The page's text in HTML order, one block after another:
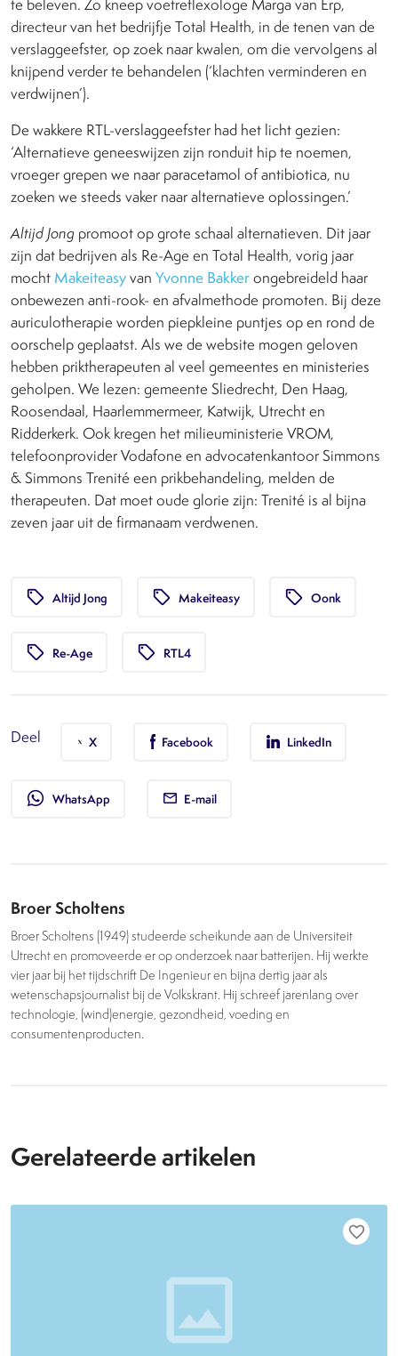
te beleven. Zo kneep voetreflexologe Marga van Erp,
directeur van het bedrijfje Total Health, in de tenen van de
verslaggeefster, op zoek naar kwalen, om die vervolgens al
knijpend verder te behandelen (‘klachten verminderen en
verdwijnen’).
De wakkere RTL-verslaggeefster had het licht gezien:
‘Alternatieve geneeswijzen zijn ronduit hip te noemen,
vroeger grepen we naar paracetamol of antibiotica, nu
zoeken we steeds vaker naar alternatieve oplossingen.’
Altijd Jong promoot op grote schaal alternatieven. Dit jaar
zijn dat bedrijven als Re-Age en Total Health, vorig jaar
mocht Makeiteasyvan Yvonne Bakkerongebreideld haar
onbewezen anti-rook- en afvalmethode promoten. Bij deze
auriculotherapie worden piepkleine puntjes op en rond de
oorschelp geplaatst. Als we de website mogen geloven
hebben priktherapeuten al veel gemeentes en ministeries
geholpen. We lezen: gemeente Sliedrecht, Den Haag,
Roosendaal, Haarlemmermeer, Katwijk, Utrecht en
Ridderkerk. Ook kregen het milieuministerie VROM,
telefoonprovider Vodafone en advocatenkantoor Simmons
& Simmons Trenité een prikbehandeling, melden de
therapeuten. Dat moet oude glorie zijn: Trenité is al bijna
zeven jaar uit de firmanaam verdwenen.
local_offer Altijd Jong local_offer Makeiteasy local_offer Oonk
local_offer Re-Age local_offer RTL4
Deel X Facebook LinkedIn
whatsapp WhatsApp E-mail
Broer Scholtens
Broer Scholtens (1949) studeerde scheikunde aan de Universiteit
Utrecht en promoveerde er op onderzoek naar batterijen. Hij werkte
vier jaar bij het tijdschrift De Ingenieur en bijna dertig jaar als
wetenschapsjournalist bij de Volkskrant. Hij schreef jarenlang over
technologie, (wind)energie, gezondheid, voeding en
consumentenproducten.
Gerelateerde artikelen
favorite_border